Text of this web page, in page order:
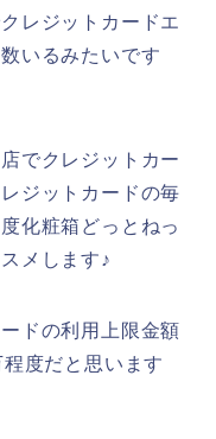
レジットカードエ
いるみたいです
でクレジットカー
ジットカードの毎
化粧箱どっとねっ
メします♪
ドの利用上限金額
度だと思います